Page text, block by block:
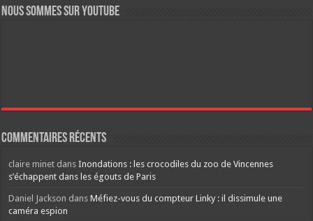
Nous sommes sur YouTube
Commentaires récents
claire minet dansInondations : les crocodiles du zoo de Vincennes
s’échappent dans les égouts de Paris
Daniel Jackson dansMéfiez-vous du compteur Linky : il dissimule une
caméra espion